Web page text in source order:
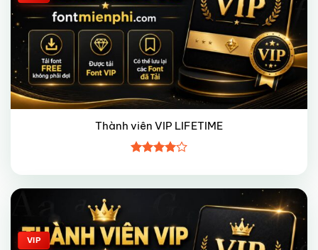
Thành viên VIP LIFETIME
xếp hạng
45 sao
Giảm giá!
VIP